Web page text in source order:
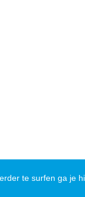
te surfen ga je